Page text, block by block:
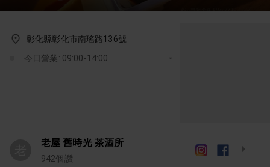
彰化縣彰化市南瑤路136號
今日營業: 09:00-14:00
老屋 舊時光 茶酒所
942個讚